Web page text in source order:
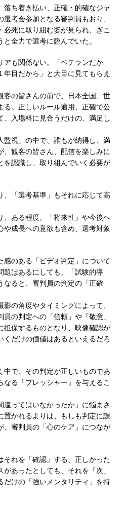
ち着き払い、正確・的確なジャ
考会参加となる審判員もおり、
死に取り組む姿が見られ、ぎこ
全力で選考に臨んでいた。
も関係ない。「ベテランだか
目だから」と大目に見てもらえ
の皆さんの前で、日本全国、世
る。正しいルール適用、正確で公
入場料に見合うだけの、満足し
視」の中で、誰もが納得し、満
観客の皆さん、配信を楽しみに
を認識し、取り組んでいく必要が
「選考基準」もそれに応じて高
ある程度、「将来性」や今後へ
成長への意欲も含め、選考対象
のある「ビデオ判定」について
題はあるにしても、「試験的導
なると、審判員の判定の「正確
の角度やタイミングによって、
の判定への「信頼」や「敬意」
担保するものとなり、映像確認が
だけの価値はあるといえるだろ
で、その判定が正しいものであ
る「プレッシャー」を与えるこ
ってはいなかったか」に悩まさ
かれるよりは、もしも判定に誤
、審判員の「心のケア」につなが
れを「確認」する、正しかった
あったとしても、それを「次」
だけの「強いメンタリティ」を持